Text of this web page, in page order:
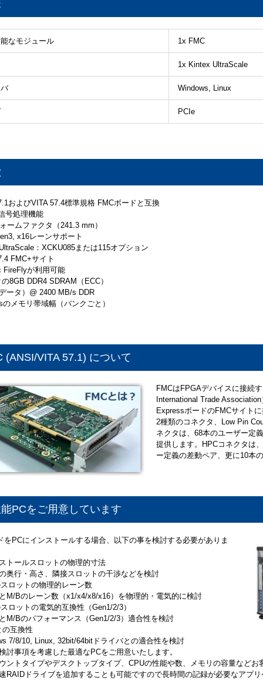
なモジュール 1x FMC
1x Kintex UltraScale
Windows, Linux
PCIe
およびVITA 57.4標準規格 FMCボードと互換
号処理機能
ームファクタ（241.3 mm）
x16レーンサポート
：XCKU085または115オプション
FMC+サイト
FireFlyが利用可能
8GB DDR4 SDRAM（ECC）
ータ）@ 2400 MB/s DDR
メモリ帯域幅（バンクごと）
(ANSI/VITA 57.1) について
FMCはFPGAデバイスに接続
International Trade
ExpressボードのFMCサイト
2種類のコネクタ、Low Pin
ネクタは、68本のユーザー定
提供します。HPCコネクタは
ー定義の差動ペア、更に10本
PCをご用意しています
をPCにインストールする場合、以下の事を検討する必要がありま
トールスロットの物理的寸法
奥行・高さ、隣接スロットの干渉などを検討
ロットの物理的レーン数
M/Bのレーン数（x1/x4/x8/x16）を物理的・電気的に検討
ロットの電気的互換性（Gen1/2/3）
M/Bのパフォーマンス（Gen1/2/3）適合性を検討
の互換性
7/8/10, Linux, 32bit/64bitドライバとの適合性を検討
討事項を考慮した最適なPCをご用意いたします。
ントタイプやデスクトップタイプ、CPUの性能や数、メモリの容量など
RAIDドライブを追加することも可能ですので長時間の記録が必要なアプ